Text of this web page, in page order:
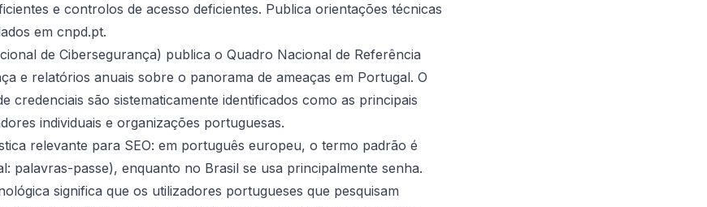
e controlos de acesso deficientes. Publica orientações técnicas
em cnpd.pt.
de Cibersegurança) publica o Quadro Nacional de Referência
e relatórios anuais sobre o panorama de ameaças em Portugal. O
credenciais são sistematicamente identificados como as principais
individuais e organizações portuguesas.
relevante para SEO: em português europeu, o termo padrão é
palavras-passe), enquanto no Brasil se usa principalmente senha.
significa que os utilizadores portugueses que pesquisam